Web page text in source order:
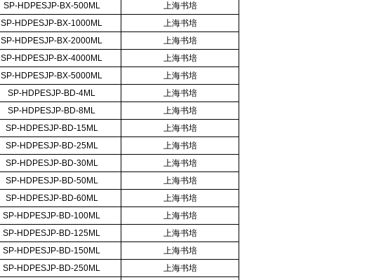
SP-HDPESJP-BX-500ML
上海书培
SP-HDPESJP-BX-1000ML
上海书培
SP-HDPESJP-BX-2000ML
上海书培
SP-HDPESJP-BX-4000ML
上海书培
SP-HDPESJP-BX-5000ML
上海书培
SP-HDPESJP-BD-4ML
上海书培
SP-HDPESJP-BD-8ML
上海书培
SP-HDPESJP-BD-15ML
上海书培
SP-HDPESJP-BD-25ML
上海书培
SP-HDPESJP-BD-30ML
上海书培
SP-HDPESJP-BD-50ML
上海书培
SP-HDPESJP-BD-60ML
上海书培
SP-HDPESJP-BD-100ML
上海书培
SP-HDPESJP-BD-125ML
上海书培
SP-HDPESJP-BD-150ML
上海书培
SP-HDPESJP-BD-250ML
上海书培